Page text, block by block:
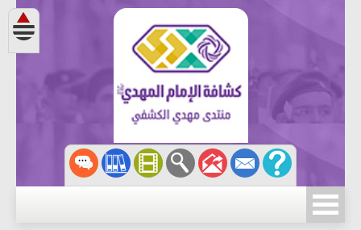
مسابقة الركب الحسينيّ